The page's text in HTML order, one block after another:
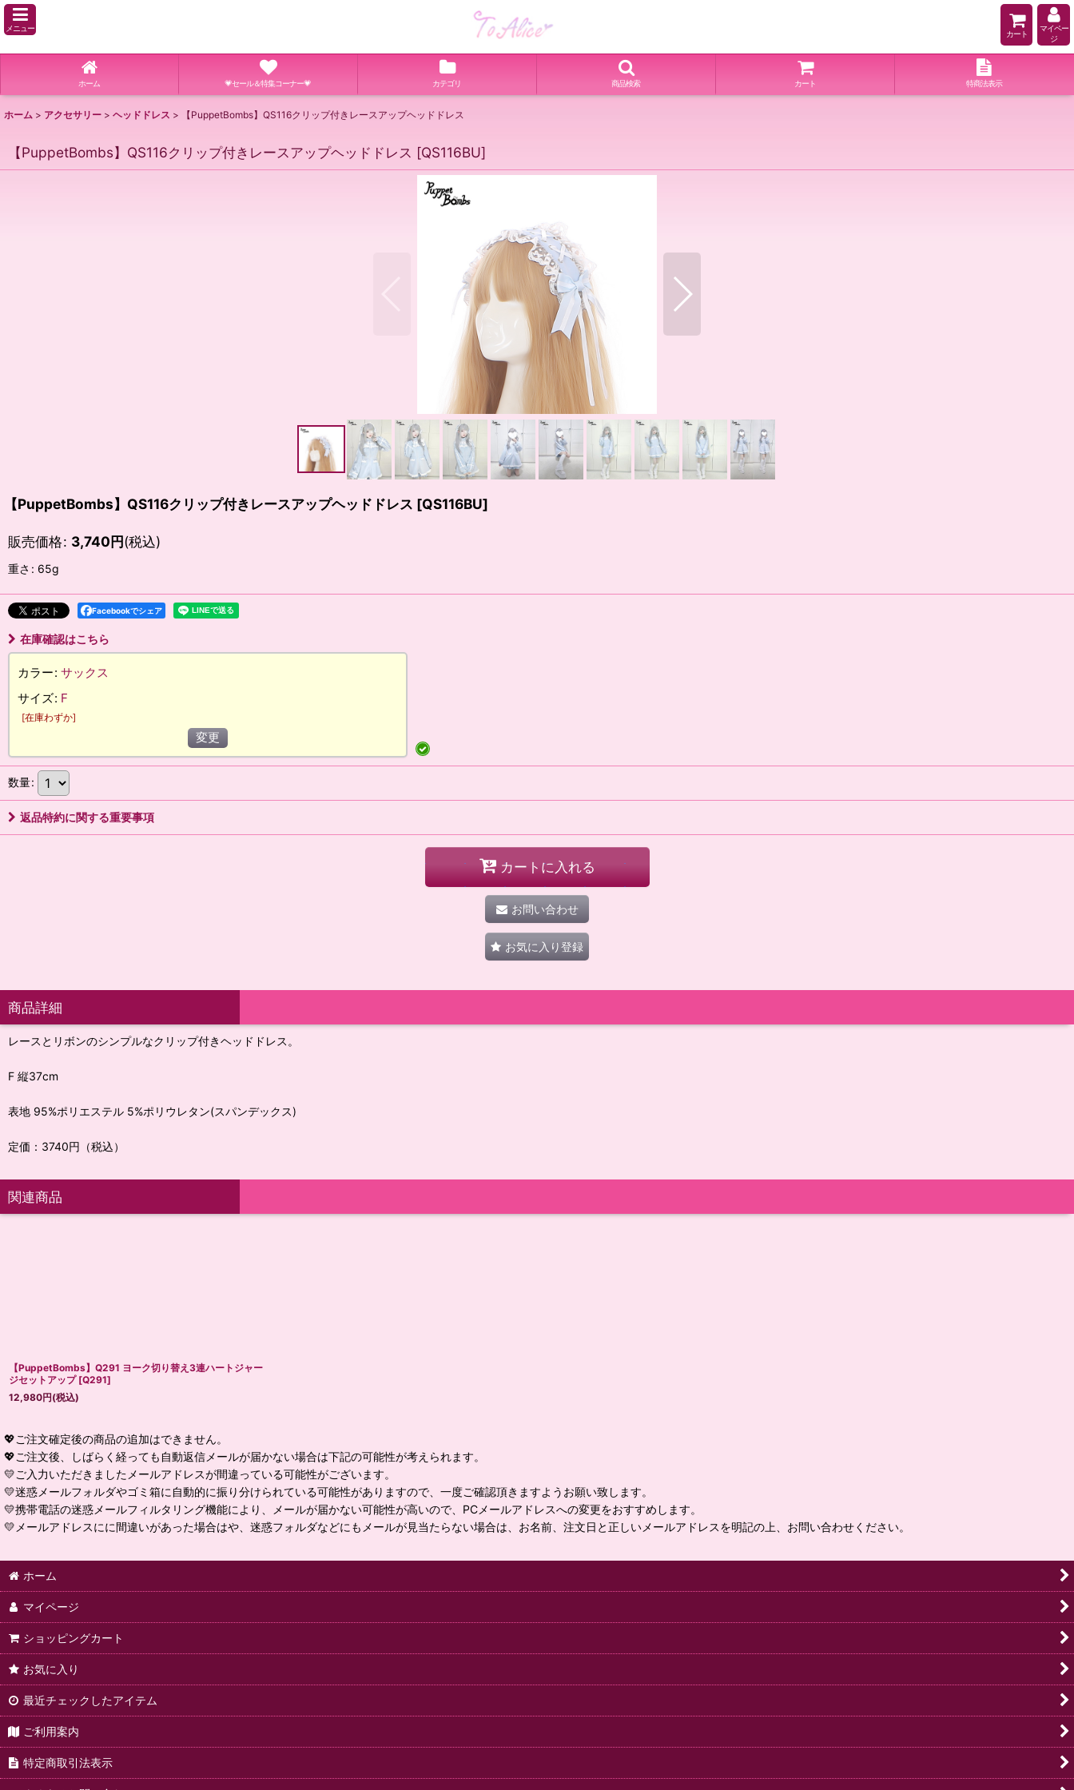
メニュー
カート
マイペー
ジ
ホーム 💗セール＆特集コーナー💗 カテゴリ 商品検索 カート 特商法表示
ホーム > アクセサリー > ヘッドドレス > 【PuppetBombs】QS116クリップ付きレースアップヘッドドレス
【PuppetBombs】QS116クリップ付きレースアップヘッドドレス [QS116BU]
【PuppetBombs】QS116クリップ付きレースアップヘッドドレス [QS116BU]
販売価格: 3,740円(税込)
重さ : 65g
Facebookでシェア
在庫確認はこちら
カラー: サックス
サイズ: F
[在庫わずか]
変更
数量:
返品特約に関する重要事項
カートに入れる
お問い合わせ
お気に入り登録
商品詳細
レースとリボンのシンプルなクリップ付きヘッドドレス。
F 縦37cm
表地 95%ポリエステル 5%ポリウレタン(スパンデックス)
定価：3740円（税込）
関連商品
【PuppetBombs】Q291 ヨーク切り替え3連ハートジャー
ジセットアップ [Q291]
12,980円(税込)
💖ご注文確定後の商品の追加はできません。
💖ご注文後、しばらく経っても自動返信メールが届かない場合は下記の可能性が考えられます。
💛ご入力いただきましたメールアドレスが間違っている可能性がございます。
💛迷惑メールフォルダやゴミ箱に自動的に振り分けられている可能性がありますので、一度ご確認頂きますようお願い致します。
💛携帯電話の迷惑メールフィルタリング機能により、メールが届かない可能性が高いので、PCメールアドレスへの変更をおすすめします。
💛メールアドレスにに間違いがあった場合はや、迷惑フォルダなどにもメールが見当たらない場合は、お名前、注文日と正しいメールアドレスを明記の上、お問い合わせください。
ホーム
マイページ
ショッピングカート
お気に入り
最近チェックしたアイテム
ご利用案内
特定商取引法表示